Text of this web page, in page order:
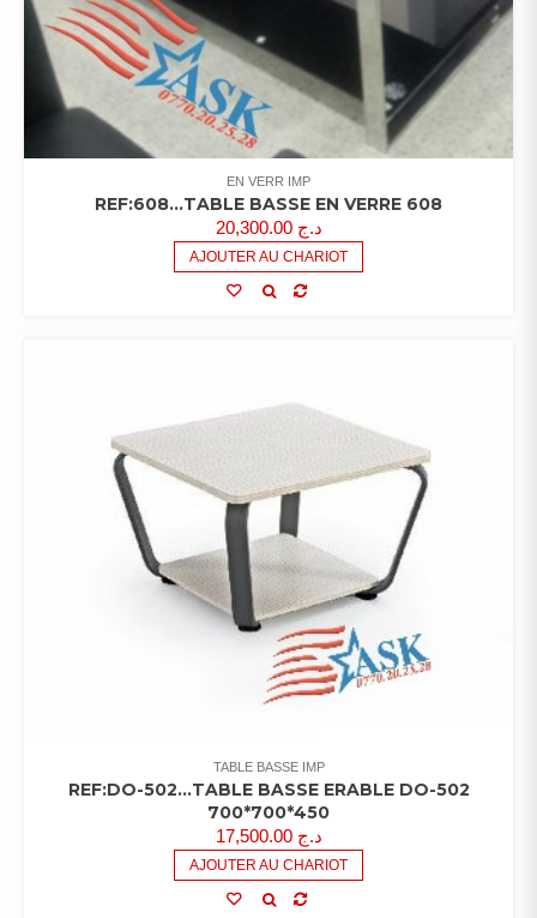
EN VERR IMP
REF:608…TABLE BASSE EN VERRE 608
د.ج 20,300.00
AJOUTER AU CHARIOT
TABLE BASSE IMP
REF:DO-502…TABLE BASSE ERABLE DO-502
700*700*450
د.ج 17,500.00
AJOUTER AU CHARIOT